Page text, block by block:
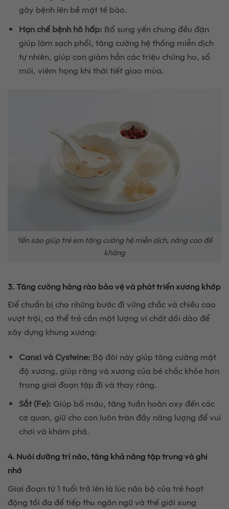
gây bệnh lên bề mặt tế bào.
Hạn chế bệnh hô hấp: Bổ sung yến chưng đều đặn
giúp làm sạch phổi, tăng cường hệ thống miễn dịch
tự nhiên, giúp con giảm hẳn các triệu chứng ho, sổ
mũi, viêm họng khi thời tiết giao mùa.
Yến sào giúp trẻ em tăng cường hệ miễn dịch, nâng cao đề
kháng
3. Tăng cường hàng rào bảo vệ và phát triển xương khớp
Để chuẩn bị cho những bước đi vững chắc và chiều cao
vượt trội, cơ thể trẻ cần một lượng vi chất dồi dào để
xây dựng khung xương:
Canxi và Cysteine: Bộ đôi này giúp tăng cường mật
độ xương, giúp răng và xương của bé chắc khỏe hơn
trong giai đoạn tập đi và thay răng.
Sắt (Fe): Giúp bổ máu, tăng tuần hoàn oxy đến các
cơ quan, giữ cho con luôn tràn đầy năng lượng để vui
chơi và khám phá.
4. Nuôi dưỡng trí não, tăng khả năng tập trung và ghi
nhớ
Giai đoạn từ 1 tuổi trở lên là lúc não bộ của trẻ hoạt
động tối đa để tiếp thu ngôn ngữ và thế giới xung